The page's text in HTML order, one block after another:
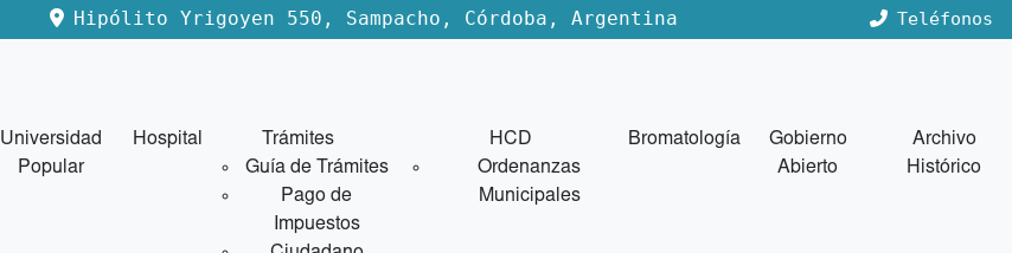
Hipólito Yrigoyen 550, Sampacho, Córdoba, Argentina Teléfonos
Universidad
Popular
Hospital
Trámites
Guía de Trámites
Pago de
Impuestos
HCD
Ordenanzas
Municipales
Bromatología
Gobierno
Abierto
Archivo
Histórico